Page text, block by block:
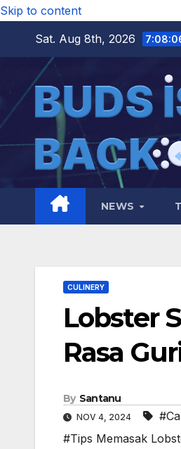
Skip to content
Sat. Aug 8th, 2026
NEWS
CULINERY
Lobster
Rasa
By Santanu
NOV 4, 2024
#Tips Memasak